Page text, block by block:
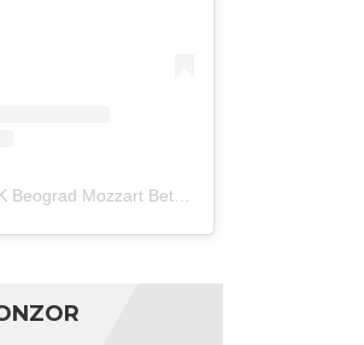
A post shared by OFK Beograd Mozzart Bet (@ofkbeograd1911)